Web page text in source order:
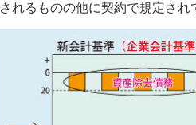
るものの他に契約で規定され